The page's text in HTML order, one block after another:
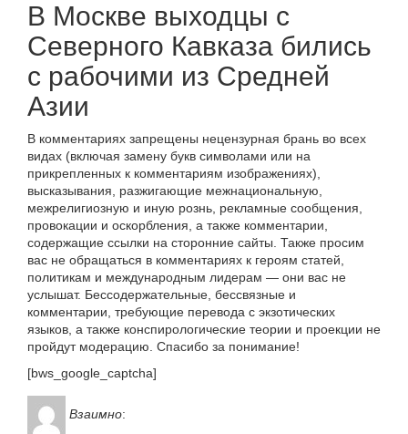
В Москве выходцы с
Северного Кавказа бились
с рабочими из Средней
Азии
В комментариях запрещены нецензурная брань во всех
видах (включая замену букв символами или на
прикрепленных к комментариям изображениях),
высказывания, разжигающие межнациональную,
межрелигиозную и иную рознь, рекламные сообщения,
провокации и оскорбления, а также комментарии,
содержащие ссылки на сторонние сайты. Также просим
вас не обращаться в комментариях к героям статей,
политикам и международным лидерам — они вас не
услышат. Бессодержательные, бессвязные и
комментарии, требующие перевода с экзотических
языков, а также конспирологические теории и проекции не
пройдут модерацию. Спасибо за понимание!
[bws_google_captcha]
Взаимно: